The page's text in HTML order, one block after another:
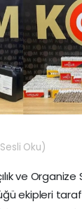
Oku)
ve Organize
ekipleri